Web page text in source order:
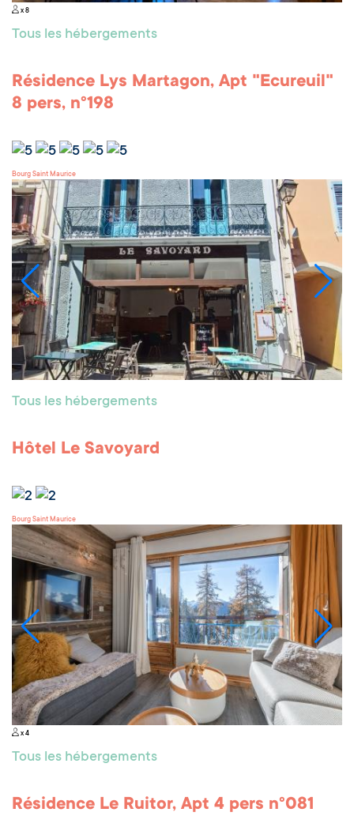
x 8
Tous les hébergements
Résidence Lys Martagon, Apt "Ecureuil"
8 pers, n°198
Bourg Saint Maurice
Tous les hébergements
Hôtel Le Savoyard
Bourg Saint Maurice
x 4
Tous les hébergements
Résidence Le Ruitor, Apt 4 pers n°081